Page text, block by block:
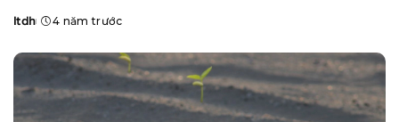
Posted
ltdh 4 năm trước